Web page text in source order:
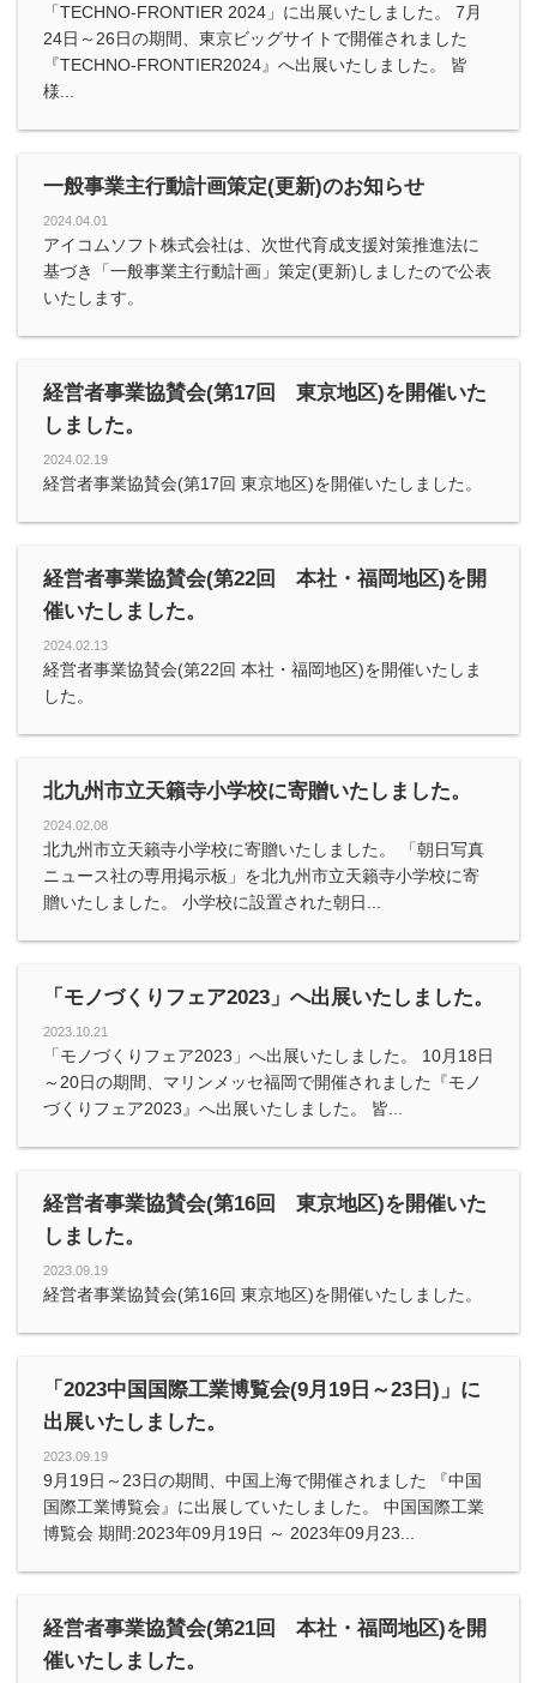
「TECHNO-FRONTIER 2024」に出展いたしました。 7月
24日～26日の期間、東京ビッグサイトで開催されました
『TECHNO-FRONTIER2024』へ出展いたしました。 皆
様...
一般事業主行動計画策定(更新)のお知らせ
2024.04.01
アイコムソフト株式会社は、次世代育成支援対策推進法に
基づき「一般事業主行動計画」策定(更新)しましたので公表
いたします。
経営者事業協賛会(第17回 東京地区)を開催いた
しました。
2024.02.19
経営者事業協賛会(第17回 東京地区)を開催いたしました。
経営者事業協賛会(第22回 本社・福岡地区)を開
催いたしました。
2024.02.13
経営者事業協賛会(第22回 本社・福岡地区)を開催いたしま
した。
北九州市立天籟寺小学校に寄贈いたしました。
2024.02.08
北九州市立天籟寺小学校に寄贈いたしました。 「朝日写真
ニュース社の専用掲示板」を北九州市立天籟寺小学校に寄
贈いたしました。 小学校に設置された朝日...
「モノづくりフェア2023」へ出展いたしました。
2023.10.21
「モノづくりフェア2023」へ出展いたしました。 10月18日
～20日の期間、マリンメッセ福岡で開催されました『モノ
づくりフェア2023』へ出展いたしました。 皆...
経営者事業協賛会(第16回 東京地区)を開催いた
しました。
2023.09.19
経営者事業協賛会(第16回 東京地区)を開催いたしました。
「2023中国国際工業博覧会(9月19日～23日)」に
出展いたしました。
2023.09.19
9月19日～23日の期間、中国上海で開催されました 『中国
国際工業博覧会』に出展していたしました。 中国国際工業
博覧会 期間:2023年09月19日 ～ 2023年09月23...
経営者事業協賛会(第21回 本社・福岡地区)を開
催いたしました。